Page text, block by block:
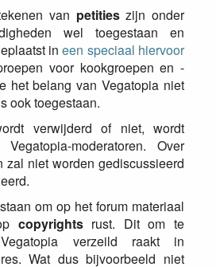
van petitieszijn onder
wel toegestaan en
ineen speciaal hiervoor
voor kookgroepen en -
het belang van Vegatopia niet
ook toegestaan.
verwijderd of niet, wordt
moderatoren. Over
zal niet worden gediscussieerd
om op het forum materiaal
copyrightsrust. Dit om te
verzeild raakt in
Wat dus bijvoorbeeld niet